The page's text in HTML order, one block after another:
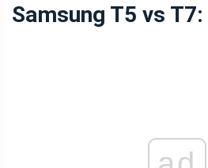
Samsung T5 vs